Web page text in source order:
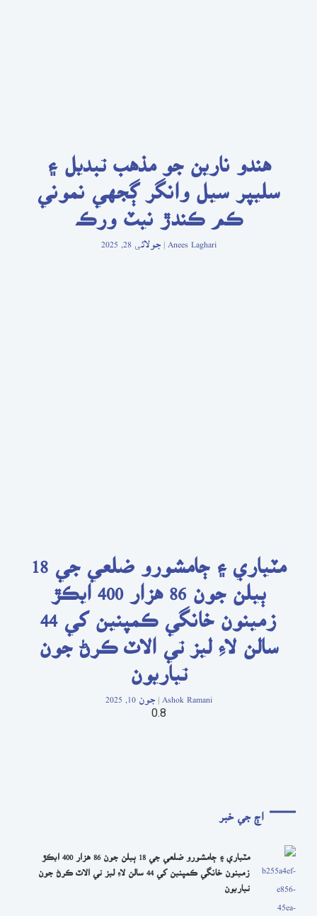
هندو نارين جو مذهب تبديل ۽
سليپر سيل وانگر ڳجهي نموني
ڪم ڪندڙ نيٽ ورڪ
جولائی 28, 2025
ٻيلن جون 86 هزار 400 ايڪڙ
سالن لاءِ ليز تي الاٽ ڪرڻ جون
تياريون
اڄ جي خبر
مٽياري ۽ ڄامشورو ضلعي جي 18 ٻيلن جون 86 هزار 400 ايڪڙ
زمينون خانگي ڪمپنين کي 44 سالن لاءِ ليز تي الاٽ ڪرڻ جون
تياريون